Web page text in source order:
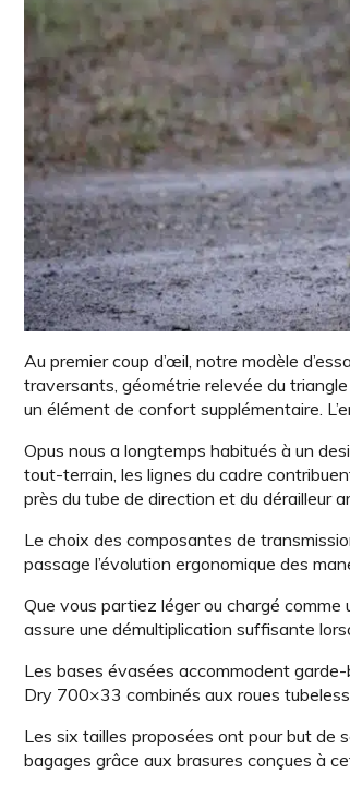
Au premier coup d’œil, notre modèle
traversants, géométrie relevée du
un élément de confort supplémentaire.
Opus nous a longtemps habitués à un
tout-terrain, les lignes du cadre
près du tube de direction et du dérailleur
Le choix des composantes de
passage l’évolution ergonomique des
Que vous partiez léger ou chargé
assure une démultiplication suffisante
Les bases évasées accommodent
Dry 700×33 combinés aux roues
Les six tailles proposées ont pour but de
bagages grâce aux brasures conçues à